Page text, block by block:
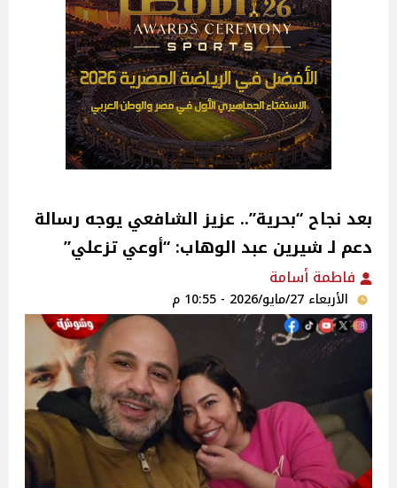
بعد نجاح “بحرية”.. عزيز الشافعي يوجه رسالة
دعم لـ شيرين عبد الوهاب: “أوعي تزعلي”
فاطمة أسامة
الأربعاء 27/مايو/2026 - 10:55 م